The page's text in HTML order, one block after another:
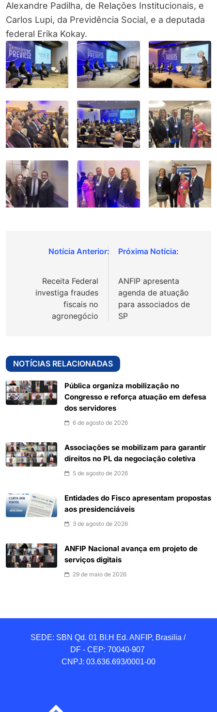
Alexandre Padilha, de Relações Institucionais, e
Carlos Lupi, da Previdência Social, e a deputada
federal Erika Kokay.
Navegação
Post
Receita Federal
investiga fraudes
fiscais no
agronegócio
ANFIP apresenta
agenda de atuação
para associados de
SP
NOTÍCIAS RELACIONADAS
Pública organiza mobilização no
Congresso e reforça atuação em defesa
dos servidores
6 de agosto de 2026
Associações se mobilizam para garantir
direitos no PL da negociação coletiva
5 de agosto de 2026
Entidades do Fisco apresentam propostas
aos presidenciáveis
3 de agosto de 2026
ANFIP Nacional avança em projeto de
serviços digitais
29 de maio de 2026
SEDE: SBN Qd. 01 BI.H Ed. ANFIP, Brasilia /
DF - CEP: 70040-907
CNPJ: 03.636.693/0001-00